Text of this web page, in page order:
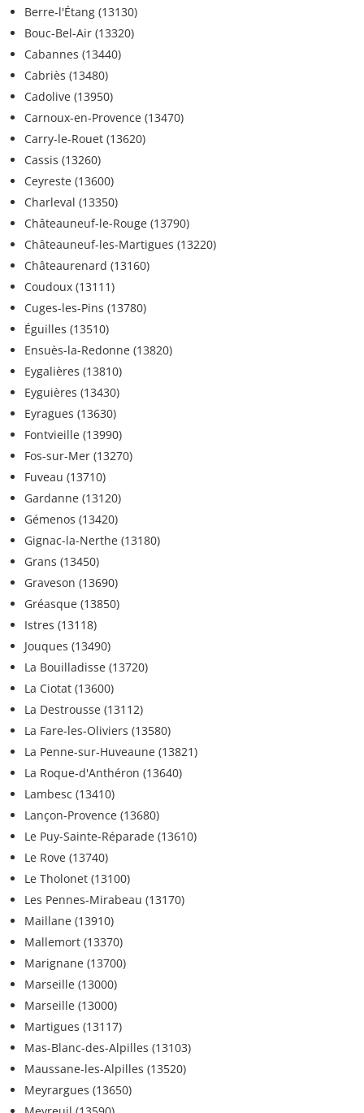
Berre-l'Étang (13130)
Bouc-Bel-Air (13320)
Cabannes (13440)
Cabriès (13480)
Cadolive (13950)
Carnoux-en-Provence (13470)
Carry-le-Rouet (13620)
Cassis (13260)
Ceyreste (13600)
Charleval (13350)
Châteauneuf-le-Rouge (13790)
Châteauneuf-les-Martigues (13220)
Châteaurenard (13160)
Coudoux (13111)
Cuges-les-Pins (13780)
Éguilles (13510)
Ensuès-la-Redonne (13820)
Eygalières (13810)
Eyguières (13430)
Eyragues (13630)
Fontvieille (13990)
Fos-sur-Mer (13270)
Fuveau (13710)
Gardanne (13120)
Gémenos (13420)
Gignac-la-Nerthe (13180)
Grans (13450)
Graveson (13690)
Gréasque (13850)
Istres (13118)
Jouques (13490)
La Bouilladisse (13720)
La Ciotat (13600)
La Destrousse (13112)
La Fare-les-Oliviers (13580)
La Penne-sur-Huveaune (13821)
La Roque-d'Anthéron (13640)
Lambesc (13410)
Lançon-Provence (13680)
Le Puy-Sainte-Réparade (13610)
Le Rove (13740)
Le Tholonet (13100)
Les Pennes-Mirabeau (13170)
Maillane (13910)
Mallemort (13370)
Marignane (13700)
Marseille (13000)
Marseille (13000)
Martigues (13117)
Mas-Blanc-des-Alpilles (13103)
Maussane-les-Alpilles (13520)
Meyrargues (13650)